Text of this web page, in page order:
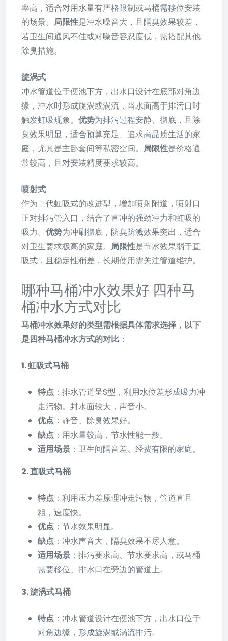
率高，适合对用水量有严格限制或马桶需移位安装
的场景。 局限性是冲水噪音大，且隔臭效果较差，
若卫生间通风不佳或对噪音容忍度低，需搭配其他
除臭措施。
旋涡式
冲水管道位于便池下方，出水口设计在底部对角边
缘，冲水时形成旋涡或涡流，当水面高于排污口时
触发虹吸现象。 优势为排污过程安静、彻底，且除
臭效果明显，适合预算充足、追求高品质生活的家
庭，尤其是主卧套间等私密空间。 局限性是价格通
常较高，且对安装精度要求较高。
喷射式
作为二代虹吸式的改进型，增加喷射附道，喷射口
正对排污管入口，结合了直冲的强劲冲力和虹吸的
吸力。 优势为冲刷彻底，防臭防溅效果突出，适合
对卫生要求极高的家庭。 局限性是节水效果弱于直
吸式，且稳定性稍差，长期使用需关注管道维护。
哪种马桶冲水效果好 四种马
桶冲水方式对比
马桶冲水效果好的类型需根据具体需求选择，以下
是四种马桶冲水方式的对比 ：
1. 虹吸式马桶
特点 ：排水管道呈S型，利用水位差形成吸力冲
走污物。封水面较大，声音小。
优点 ：静音、除臭效果好。
缺点 ：用水量较高，节水性能一般。
适用场景 ：卫生间隔音差、经费有限的家庭。
2. 直吸式马桶
特点 ：利用压力差原理冲走污物，管道直且
粗，速度快。
优点 ：节水效果明显。
缺点 ：冲水声音大，隔臭效果不尽人意。
适用场景 ：排污要求高、节水要求高，或马桶
需要移位、排水口在旁边的管道上。
3. 旋涡式马桶
特点 ：冲水管道设计在便池下方，出水口位于
对角边缘，形成旋涡或涡流排污。